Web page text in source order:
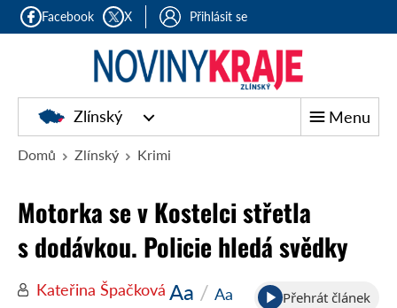
Facebook X Přihlásit se
Zlínský Menu
Domů Zlínský Krimi
Motorka se v Kostelci střetla
s dodávkou. Policie hledá svědky
Kateřina Špačková Aa / Aa Přehrát článek